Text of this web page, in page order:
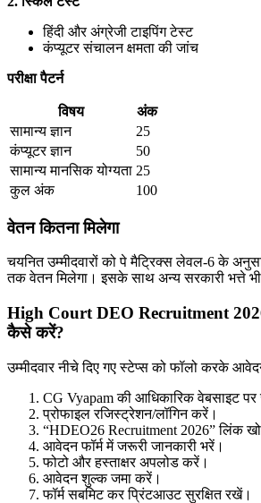
हिंदी और अंग्रेजी टाइपिंग टेस्ट
कंप्यूटर संचालन क्षमता की जांच
परीक्षा पैटर्न
विषय
अंक
सामान्य ज्ञान
25
कंप्यूटर ज्ञान
50
सामान्य मानसिक योग्यता 25
कुल अंक
100
वेतन कितना मिलेगा
चयनित उम्मीदवारों को पे मैट्रिक्स लेवल-6 के
तक वेतन मिलेगा। इसके साथ अन्य सरकारी भत्ते भी
High Court DEO Recruitment
कैसे करें?
उम्मीदवार नीचे दिए गए स्टेप्स को फॉलो करके
CG Vyapam की आधिकारिक वेबसाइट पर
प्रोफाइल रजिस्ट्रेशन/लॉगिन करें।
“HDEO26 Recruitment 2026” लिंक
आवेदन फॉर्म में जरूरी जानकारी भरें।
फोटो और हस्ताक्षर अपलोड करें।
आवेदन शुल्क जमा करें।
फॉर्म सबमिट कर प्रिंटआउट सुरक्षित रखें।